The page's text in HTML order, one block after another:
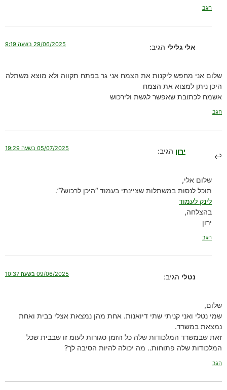
הגב
אלי גלילי הגיב: 29/06/2025 בשעה 9:19
שלום אני מחפש ליקנות את הצמח אני גר בפתח תקווה ולא מוצא משתלה
היכן ניתן למצוא את הצמח
אשמח לכתובת שאפשר לגשת ולירכוש
הגב
ירון הגיב: 05/07/2025 בשעה 19:29
שלום אלי,
תוכל לנסות במשתלות שציינתי בעמוד “היכן לרכוש?”.
לינק לעמוד
בהצלחה,
ירון
הגב
נטלי הגיב: 09/06/2025 בשעה 10:37
שלום,
שמי נטלי ואני קניתי שתי דיואנות. אחת מהן נמצאת אצלי בבית ואחת
נמצאת במשרד.
זאת שבמשרד המלכודות שלה כל הזמן סגורות לעומ זו שבבית שכל
המלכודות שלה פתוחות.. מה יכולה להיות הסיבה לך?
הגב